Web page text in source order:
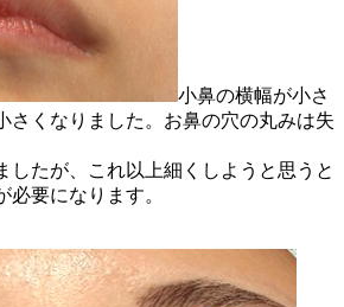
小鼻の横幅が小さ
さくなりました。お鼻の穴の丸みは失
したが、これ以上細くしようと思うと
要になります。